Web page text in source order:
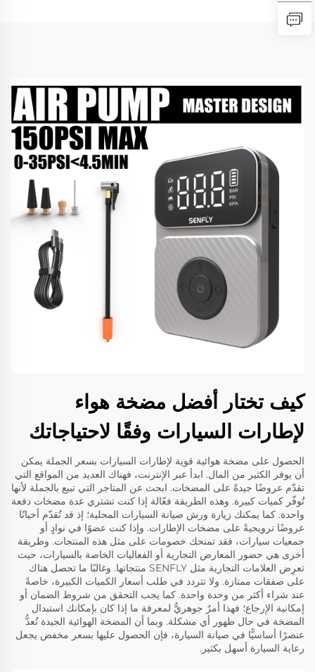
كيف تختار أفضل مضخة هواء
لإطارات السيارات وفقًا لاحتياجاتك
الحصول على مضخة هوائية قوية لإطارات السيارات بسعر الجملة يمكن
أن يوفر الكثير من المال. ابدأ عبر الإنترنت، فهناك العديد من المواقع التي
تقدّم عروضًا جيدةً على المضخات. ابحث عن المتاجر التي تبيع بالجملة لأنها
تُوفّر كميات كبيرة. وهذه الطريقة فعّالة إذا كنت تشتري عدة مضخات دفعة
واحدة. كما يمكنك زيارة ورش صيانة السيارات المحلية؛ إذ قد تُقدّم أحيانًا
عروضًا ترويجيةً على مضخات الإطارات. وإذا كنت عضوًا في نوادٍ أو
جمعيات سيارات، فقد تمنحك خصومات على مثل هذه المنتجات. وطريقة
أخرى هي حضور المعارض التجارية أو الفعاليات الخاصة بالسيارات، حيث
تعرِض العلامات التجارية مثل SENFLY منتجاتها. وغالبًا ما تحصل هناك
على صفقات ممتازة. ولا تتردد في طلب أسعار الكميات الكبيرة، خاصةً
عند شراء أكثر من وحدة واحدة. كما يجب التحقق من شروط الضمان أو
إمكانية الإرجاع؛ فهذا أمرٌ جوهريٌّ لمعرفة ما إذا كان بإمكانك استبدال
المضخة في حال ظهور أي مشكلة. وبما أن المضخة الهوائية الجيدة تُعدُّ
عنصرًا أساسيًّا في صيانة السيارة، فإن الحصول عليها بسعر مخفض يجعل
رعاية السيارة أسهل بكثير.